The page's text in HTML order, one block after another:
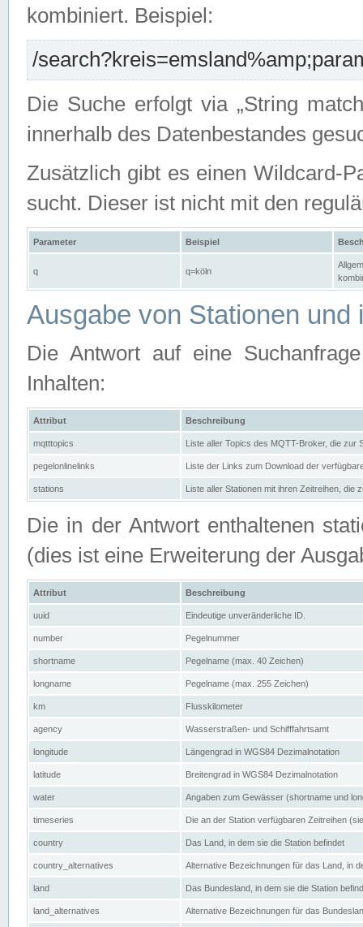
kombiniert. Beispiel:
/
Die Suche erfolgt via „String
innerhalb des Datenbestandes
Zusätzlich gibt es einen Wildcard-
sucht. Dieser ist nicht mit den
Parameter Beispiel
q q=köln
Ausgabe von Stationen und
Die Antwort auf eine
Inhalten:
Attribut Beschreibung
mqtttopics Liste aller Topics des MQTT-Broker, die zur
pegelonlinelinks Liste der Links zum Download der
stations Liste aller Stationen mit ihren Zeitreihen, die
Die in der Antwort enthaltenen
(dies ist eine Erweiterung der
Attribut Beschreibung
uuid Eindeutige unveränderliche ID.
number Pegelnummer
shortname Pegelname (max. 40 Zeichen)
longname Pegelname (max. 255 Zeichen)
km Flusskilometer
agency Wasserstraßen- und Schifffahrtsamt
longitude Längengrad in WGS84 Dezimalnotation
latitude Breitengrad in WGS84 Dezimalnotation
water Angaben zum Gewässer (shortname und
timeseries Die an der Station verfügbaren Zeitreihen
country Das Land, in dem sie die Station befindet
country_alternatives Alternative Bezeichnungen für das Land, in
land Das Bundesland, in dem sie die Station
land_alternatives Alternative Bezeichnungen für das